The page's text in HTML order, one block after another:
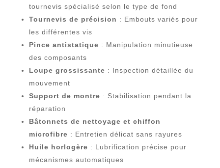
tournevis spécialisé selon le type de fond
Tournevis de précision : Embouts variés pour
les différentes vis
Pince antistatique : Manipulation minutieuse
des composants
Loupe grossissante : Inspection détaillée du
mouvement
Support de montre : Stabilisation pendant la
réparation
Bâtonnets de nettoyage et chiffon
microfibre : Entretien délicat sans rayures
Huile horlogère : Lubrification précise pour
mécanismes automatiques